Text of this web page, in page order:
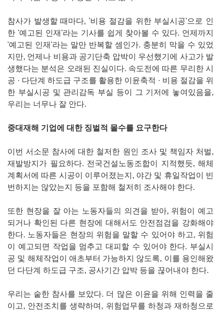
참사가 발생할 때마다, '비용 절감을 위한 부실시공'으로 인
한 '예고된 인재'라는 기사를 쉽게 찾아볼 수 있다. 언제까지
'예고된 인재'라는 말만 반복할 셈인가. 충분히 막을 수 있었
지만, 언제나 비용과 공기단축 압박이 우선했기에 사고가 발
생했다는 분석은 오래된 진실이다. 속도전에 따른 무리한 시
공 · 다단계 하도급 구조를 활용한 이윤축적 · 비용 절감을 위
한 부실시공 및 관리감독 부실 등이 그 기저에 놓여있음을,
우리는 너무나 잘 안다.
중대재해 기업에 대한 징벌적 몰수를 요구한다
이번 서소문 참사에 대한 철저한 원인 조사 및 책임자 처벌,
재발방지가 필요하다. 전국건설노동조합이 지적했듯, 해체
계획서에 따른 시공이 이루어졌는지, 야간 및 휴일작업이 빈
번하지는 않았는지 등을 포함해 철저히 조사해야 한다.
또한 현장을 잘 아는 노동자들의 의견을 받아, 위험이 예고
되거나 확인된 다른 현장에 대해서도 안전점검을 강화해야
한다. 노동자들은 현장의 위험을 말할 수 있어야 하고, 위험
이 예고되면 작업을 멈추고 대피할 수 있어야 한다. 부실시
공 및 해체작업이 애초부터 가능하지 않도록, 이를 용인해왔
던 다단계 하도급 구조, 공사기간 압박 등을 끊어내야 한다.
우리는 숱한 참사를 보았다. 더 많은 이윤을 위해 인력을 줄
이고, 안전조치를 생략하며, 위험업무를 하청과 재하청으로